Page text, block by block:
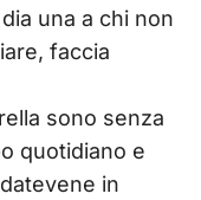
una a chi non
faccia
sono senza
quotidiano e
in